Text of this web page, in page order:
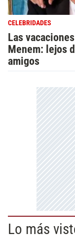
CELEBRIDADES
Las
Menem: lejos
amigos
Lo más